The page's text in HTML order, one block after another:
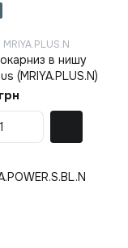
в нишу
(MRIYA.PLUS.N)